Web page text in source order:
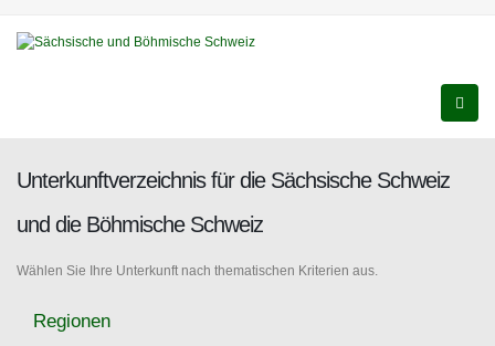
Unterkunftverzeichnis für die Sächsische Schweiz
und die Böhmische Schweiz
Wählen Sie Ihre Unterkunft nach thematischen Kriterien aus.
Regionen